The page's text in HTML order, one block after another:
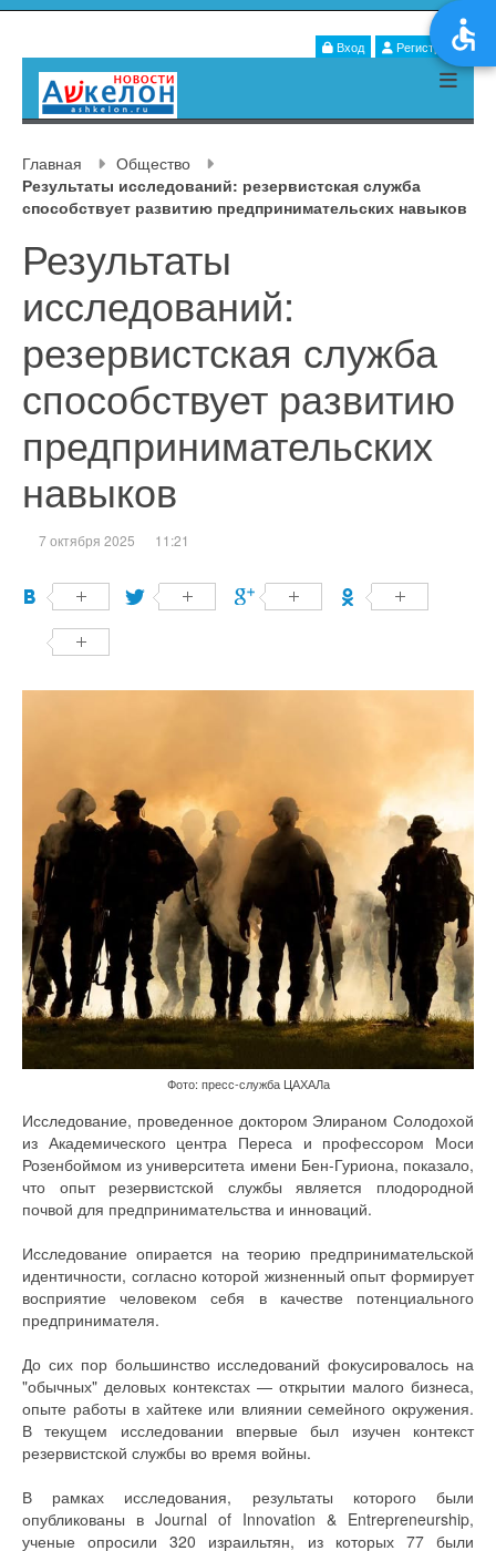
Вход Регистрация
Главная
Общество
Результаты исследований: резервистская служба
способствует развитию предпринимательских навыков
Результаты
исследований:
резервистская служба
способствует развитию
предпринимательских
навыков
7 октября 2025 11:21
Фото: пресс-служба ЦАХАЛа
Исследование, проведенное доктором Элираном Солодохой
из Академического центра Переса и профессором Моси
Розенбоймом из университета имени Бен-Гуриона, показало,
что опыт резервистской службы является плодородной
почвой для предпринимательства и инноваций.
Исследование опирается на теорию предпринимательской
идентичности, согласно которой жизненный опыт формирует
восприятие человеком себя в качестве потенциального
предпринимателя.
До сих пор большинство исследований фокусировалось на
"обычных" деловых контекстах — открытии малого бизнеса,
опыте работы в хайтеке или влиянии семейного окружения.
В текущем исследовании впервые был изучен контекст
резервистской службы во время войны.
В рамках исследования, результаты которого были
опубликованы в Journal of Innovation & Entrepreneurship,
ученые опросили 320 израильтян, из которых 77 были